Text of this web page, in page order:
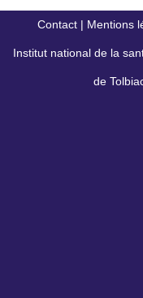
Contact | Mentions
Institut national de la
de